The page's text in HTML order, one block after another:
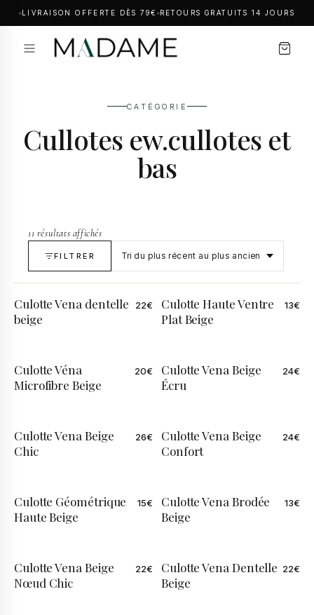
LIVRAISON OFFERTE DÈS 79€ RETOURS GRATUITS 14 JOURS
CATÉGORIE
Cullotes ew.cullotes et
bas
11 résultats affichés
FILTRER
Culotte Vena dentelle
beige
22€
Culotte Haute Ventre
Plat Beige
13€
Culotte Véna
Microfibre Beige
20€
Culotte Vena Beige
Écru
24€
Culotte Vena Beige
Chic
26€
Culotte Vena Beige
Confort
24€
Culotte Géométrique
Haute Beige
15€
Culotte Vena Brodée
Beige
13€
Culotte Vena Beige
Nœud Chic
22€ ÉDITION LIMITÉE
Culotte Vena Dentelle
Beige
22€